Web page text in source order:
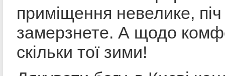
приміщення невелике,
замерзнете. А щодо
скільки тої зими!